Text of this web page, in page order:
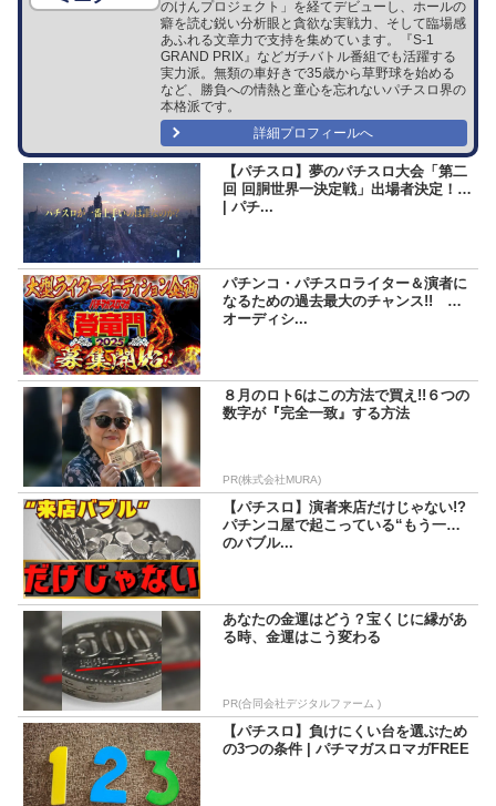
のけんプロジェクト」を経てデビューし、ホールの
癖を読む鋭い分析眼と貪欲な実戦力、そして臨場感
あふれる文章力で支持を集めています。『S-1
GRAND PRIX』などガチバトル番組でも活躍する
実力派。無類の車好きで35歳から草野球を始める
など、勝負への情熱と童心を忘れないパチスロ界の
本格派です。
詳細プロフィールへ
【パチスロ】夢のパチスロ大会「第二
回 回胴世界一決定戦」出場者決定！！
| パチ...
パチンコ・パチスロライター＆演者に
なるための過去最大のチャンス!! 超
オーディシ...
８月のロト6はこの方法で買え!!６つの
数字が『完全一致』する方法
PR(株式会社MURA)
【パチスロ】演者来店だけじゃない!?
パチンコ屋で起こっている“もう一つ
のバブル...
あなたの金運はどう？宝くじに縁があ
る時、金運はこう変わる
PR(合同会社デジタルファーム )
【パチスロ】負けにくい台を選ぶため
の3つの条件 | パチマガスロマガFREE